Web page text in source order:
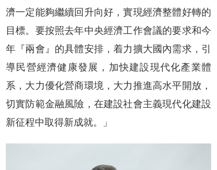
濟一定能夠繼續回升向好，實現經濟整體好轉的
目標。要按照去年中央經濟工作會議的要求和今
年『兩會』的具體安排，着力擴大國內需求，引
導民營經濟健康發展，加快建設現代化產業體
系，大力優化營商環境，大力推進高水平開放，
切實防範金融風險，在建設社會主義現代化建設
新征程中取得新成就。」